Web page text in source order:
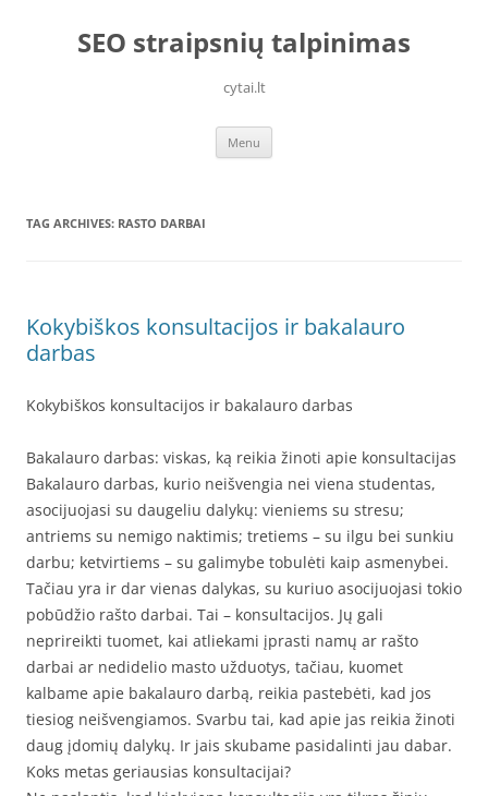
contentSEO straipsnių talpinimas
cytai.lt
Menu
TAG ARCHIVES: RASTO DARBAI
Kokybiškos konsultacijos ir bakalauro
darbas
Kokybiškos konsultacijos ir bakalauro darbas
Bakalauro darbas: viskas, ką reikia žinoti apie konsultacijas
Bakalauro darbas, kurio neišvengia nei viena studentas,
asocijuojasi su daugeliu dalykų: vieniems su stresu;
antriems su nemigo naktimis; tretiems – su ilgu bei sunkiu
darbu; ketvirtiems – su galimybe tobulėti kaip asmenybei.
Tačiau yra ir dar vienas dalykas, su kuriuo asocijuojasi tokio
pobūdžio rašto darbai. Tai – konsultacijos. Jų gali
neprireikti tuomet, kai atliekami įprasti namų ar rašto
darbai ar nedidelio masto užduotys, tačiau, kuomet
kalbame apie bakalauro darbą, reikia pastebėti, kad jos
tiesiog neišvengiamos. Svarbu tai, kad apie jas reikia žinoti
daug įdomių dalykų. Ir jais skubame pasidalinti jau dabar.
Koks metas geriausias konsultacijai?